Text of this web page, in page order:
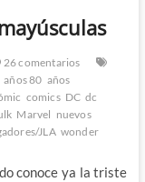
26 comentarios
años 80 años
comics DC dc
Marvel nuevos
JLA wonder
conoce ya la triste